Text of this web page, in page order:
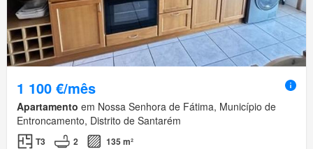
1 100 €/mês
Apartamento em Nossa Senhora de Fátima, Município de
Entroncamento, Distrito de Santarém
T3 2 135 m²